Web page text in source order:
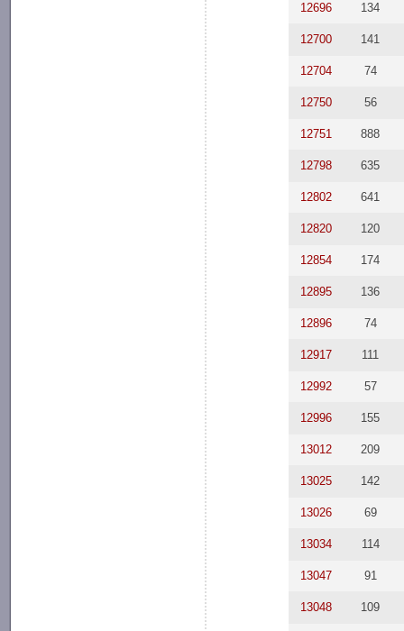
12696 134
12700 141
12704 74
12750 56
12751 888
12798 635
12802 641
12820 120
12854 174
12895 136
12896 74
12917 111
12992 57
12996 155
13012 209
13025 142
13026 69
13034 114
13047 91
13048 109